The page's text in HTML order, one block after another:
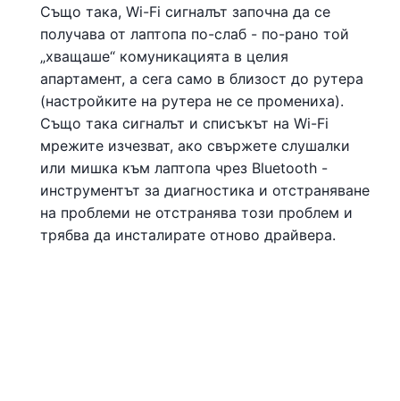
Също така, Wi-Fi сигналът започна да се
получава от лаптопа по-слаб - по-рано той
„хващаше“ комуникацията в целия
апартамент, а сега само в близост до рутера
(настройките на рутера не се промениха).
Също така сигналът и списъкът на Wi-Fi
мрежите изчезват, ако свържете слушалки
или мишка към лаптопа чрез Bluetooth -
инструментът за диагностика и отстраняване
на проблеми не отстранява този проблем и
трябва да инсталирате отново драйвера.